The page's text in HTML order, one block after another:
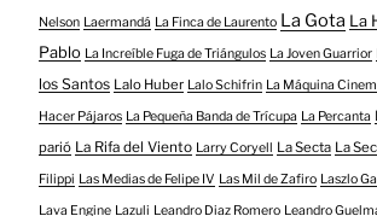
Nelson Laermandá La Finca de Laurento La Gota La
Pablo La Increíble Fuga de Triángulos La Joven Guarrior
los Santos Lalo Huber Lalo Schifrin La Máquina
Hacer Pájaros La Pequeña Banda de Trícupa La Percanta
parió La Rifa del Viento Larry Coryell La Secta La
Filippi Las Medias de Felipe IV Las Mil de Zafiro Laszlo
Lava Engine Lazuli Leandro Diaz Romero Leandro